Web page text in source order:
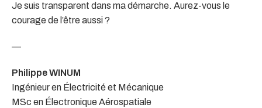
Je suis transparent dans ma démarche. Aurez-vous le
courage de l’être aussi ?
—
Philippe WINUM
Ingénieur en Électricité et Mécanique
MSc en Électronique Aérospatiale